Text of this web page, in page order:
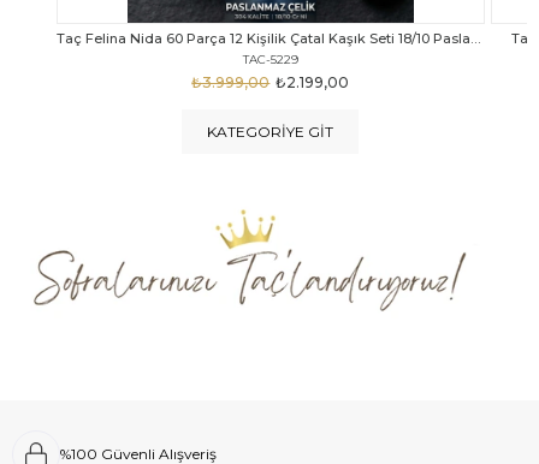
Taç Calista Tivoli 72 Parça 12 Kişilik Çatal Kaşık Bıçak Seti
TAC-5040
₺2.999,00
₺4.289,00
Taç
KATEGORIYE GIT
%100 Güvenli Alışveriş